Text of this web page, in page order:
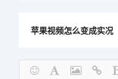
苹果视频怎么变成实况